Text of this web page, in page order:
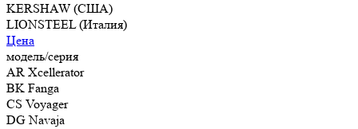
KERSHAW (США)
LIONSTEEL (Италия)
Цена
модель/серия
AR Xcellerator
BK Fanga
CS Voyager
DG Navaja